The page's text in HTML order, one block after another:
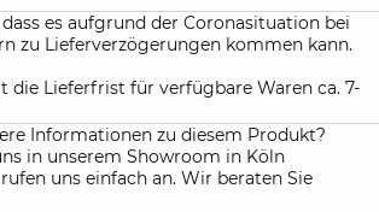
es aufgrund der Coronasituation bei
zu Lieferverzögerungen kommen kann.
die Lieferfrist für verfügbare Waren ca. 7-
Informationen zu diesem Produkt?
in unserem Showroom in Köln
uns einfach an. Wir beraten Sie